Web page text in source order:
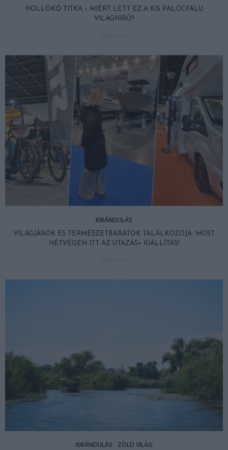
HOLLÓKŐ TITKA – MIÉRT LETT EZ A KIS PALÓCFALU
VILÁGHÍRŰ?
KIRÁNDULÁS
VILÁGJÁRÓK ÉS TERMÉSZETBARÁTOK TALÁLKOZÓJA: MOST
HÉTVÉGÉN ITT AZ UTAZÁS+ KIÁLLÍTÁS!
KIRÁNDULÁS ZÖLD VILÁG